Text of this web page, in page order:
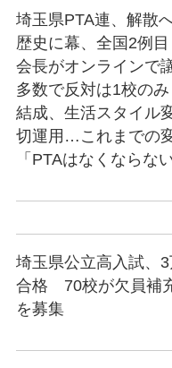
埼玉県PTA連、解散
歴史に幕、全国2例
会長がオンラインで
多数で反対は1校の
結成、生活スタイル
切運用…これまでの
「PTAはなくならな
埼玉県公立高入試、
合格 70校が欠員補
を募集